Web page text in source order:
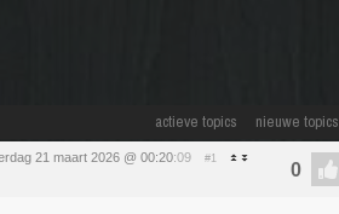
actieve topics nieuwe topics
21 maart 2026 @ 00:20:09 #1